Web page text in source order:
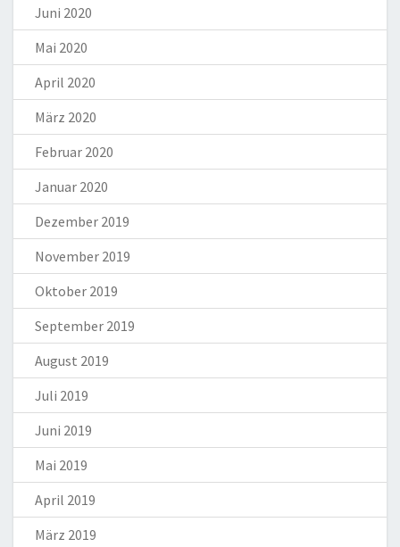
Juni 2020
Mai 2020
April 2020
März 2020
Februar 2020
Januar 2020
Dezember 2019
November 2019
Oktober 2019
September 2019
August 2019
Juli 2019
Juni 2019
Mai 2019
April 2019
März 2019